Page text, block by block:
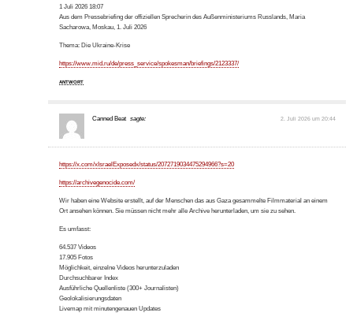
1 Juli 2026 18:07
Aus dem Pressebriefing der offiziellen Sprecherin des Außenministeriums Russlands, Maria
Sacharowa, Moskau, 1. Juli 2026
Thema: Die Ukraine-Krise
https://www.mid.ru/de/press_service/spokesman/briefings/2123337/
ANTWORT
Canned Beat sagte: 2. Juli 2026 um 20:44
https://x.com/xIsraelExposedx/status/2072719034475294966?s=20
https://archivegenocide.com/
Wir haben eine Website erstellt, auf der Menschen das aus Gaza gesammelte Filmmaterial an einem
Ort ansehen können. Sie müssen nicht mehr alle Archive herunterladen, um sie zu sehen.
Es umfasst:
64.537 Videos
17.905 Fotos
Möglichkeit, einzelne Videos herunterzuladen
Durchsuchbarer Index
Ausführliche Quellenliste (300+ Journalisten)
Geolokalisierungsdaten
Livemap mit minutengenauen Updates